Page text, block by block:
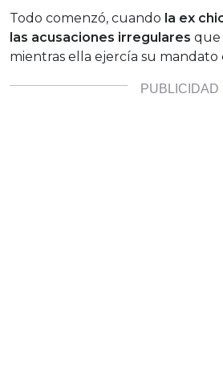
Todo comenzó, cuando la ex
las acusaciones irregulares que
mientras ella ejercía su mandato